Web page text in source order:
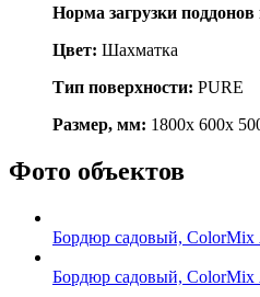
Норма загрузки
Цвет: Шахматка
Тип поверхности: PURE
Размер, мм: 1800x 600x
Фото объектов
Бордюр садовый, ColorMix
Бордюр садовый, ColorMix